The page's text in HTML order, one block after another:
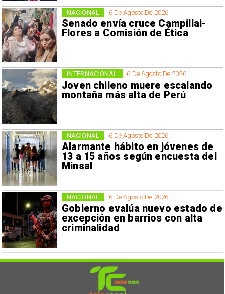
6 De Agosto De 2026
Senado envía cruce Campillai-
Flores a Comisión de Ética
NACIONAL
6 De Agosto De 2026
Joven chileno muere escalando
montaña más alta de Perú
INTERNACIONAL
6 De Agosto De 2026
Alarmante hábito en jóvenes de
13 a 15 años según encuesta del
Minsal
NACIONAL
6 De Agosto De 2026
Gobierno evalúa nuevo estado de
excepción en barrios con alta
criminalidad
NACIONAL